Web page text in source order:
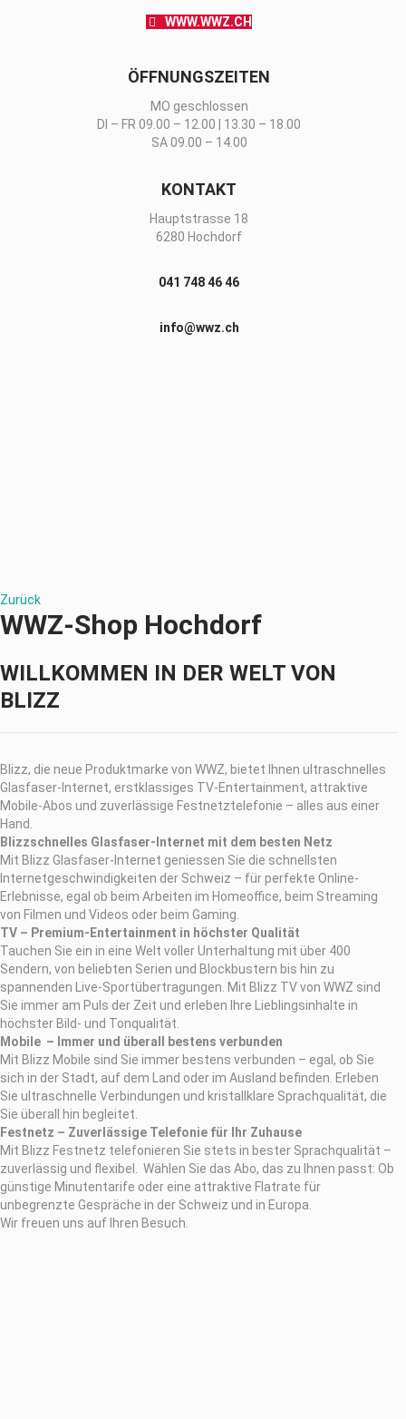
WWW.WWZ.CH
ÖFFNUNGSZEITEN
MO geschlossen
DI – FR 09.00 – 12.00 | 13.30 – 18.00
SA 09.00 – 14.00
KONTAKT
Hauptstrasse 18
6280 Hochdorf
041 748 46 46
info@wwz.ch
Zurück
WWZ-Shop Hochdorf
WILLKOMMEN IN DER WELT VON
BLIZZ
Blizz, die neue Produktmarke von WWZ, bietet Ihnen ultraschnelles
Glasfaser-Internet, erstklassiges TV-Entertainment, attraktive
Mobile-Abos und zuverlässige Festnetztelefonie – alles aus einer
Hand.
Blizzschnelles Glasfaser-Internet mit dem besten Netz
Mit Blizz Glasfaser-Internet geniessen Sie die schnellsten
Internetgeschwindigkeiten der Schweiz – für perfekte Online-
Erlebnisse, egal ob beim Arbeiten im Homeoffice, beim Streaming
von Filmen und Videos oder beim Gaming.
TV – Premium-Entertainment in höchster Qualität
Tauchen Sie ein in eine Welt voller Unterhaltung mit über 400
Sendern, von beliebten Serien und Blockbustern bis hin zu
spannenden Live-Sportübertragungen. Mit Blizz TV von WWZ sind
Sie immer am Puls der Zeit und erleben Ihre Lieblingsinhalte in
höchster Bild- und Tonqualität.
Mobile – Immer und überall bestens verbunden
Mit Blizz Mobile sind Sie immer bestens verbunden – egal, ob Sie
sich in der Stadt, auf dem Land oder im Ausland befinden. Erleben
Sie ultraschnelle Verbindungen und kristallklare Sprachqualität, die
Sie überall hin begleitet.
Festnetz – Zuverlässige Telefonie für Ihr Zuhause
Mit Blizz Festnetz telefonieren Sie stets in bester Sprachqualität –
zuverlässig und flexibel. Wählen Sie das Abo, das zu Ihnen passt: Ob
günstige Minutentarife oder eine attraktive Flatrate für
unbegrenzte Gespräche in der Schweiz und in Europa.
Wir freuen uns auf Ihren Besuch.